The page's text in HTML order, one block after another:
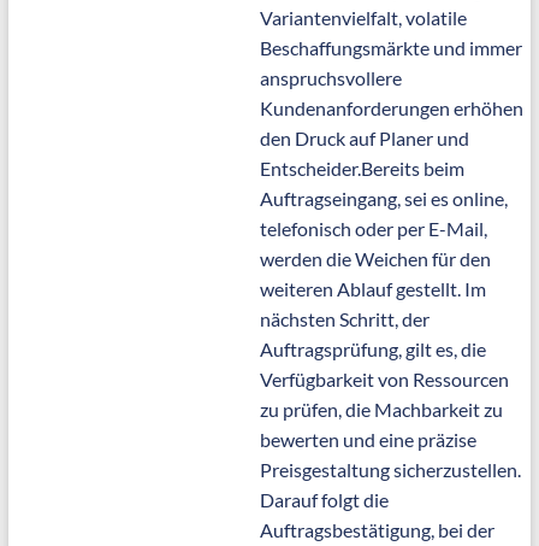
Variantenvielfalt, volatile
Beschaffungsmärkte und immer
anspruchsvollere
Kundenanforderungen erhöhen
den Druck auf Planer und
Entscheider.Bereits beim
Auftragseingang, sei es online,
telefonisch oder per E-Mail,
werden die Weichen für den
weiteren Ablauf gestellt. Im
nächsten Schritt, der
Auftragsprüfung, gilt es, die
Verfügbarkeit von Ressourcen
zu prüfen, die Machbarkeit zu
bewerten und eine präzise
Preisgestaltung sicherzustellen.
Darauf folgt die
Auftragsbestätigung, bei der